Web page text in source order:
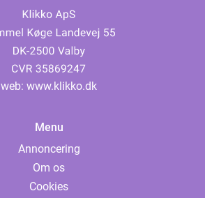
web: www.klikko.dk
Menu
Annoncering
Om os
Cookies